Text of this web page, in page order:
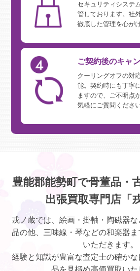
セキュリティシステ
管しております。社
徹底した管理を心が
ご契約後のキャ
クーリングオフの対
能。契約時にも丁寧
ますので、ご不明点
気軽にご質問くださ
豊能郡能勢町で骨董品・
出張買取専門店「
戎ノ蔵では、絵画・掛軸・陶磁器
品の他、三味線・琴などの和楽器
いただきます。
経験と知識が豊富な査定士の確か